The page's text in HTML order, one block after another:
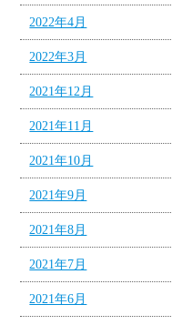
2022年4月
2022年3月
2021年12月
2021年11月
2021年10月
2021年9月
2021年8月
2021年7月
2021年6月